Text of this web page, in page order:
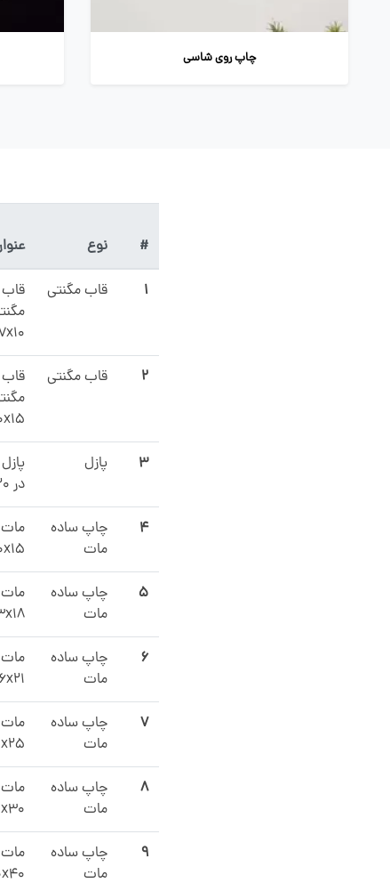
چاپ روی شاسی
# نوع
۱ قاب مگنتی
قاب
۲ قاب مگنتی
قاب
۳ پازل
در ۲۰
۴
چاپ ساده
مات
مات
۵
چاپ ساده
مات
مات
۶
چاپ ساده
مات
مات
۷
چاپ ساده
مات
مات
۸
چاپ ساده
مات
مات
۹
چاپ ساده
مات
مات